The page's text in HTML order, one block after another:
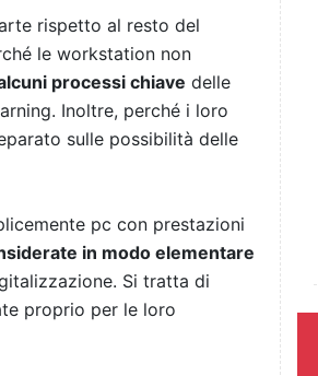
rispetto al resto del
le workstation non
processi chiave delle
Inoltre, perché i loro
sulle possibilità delle
pc con prestazioni
in modo elementare
Si tratta di
proprio per le loro